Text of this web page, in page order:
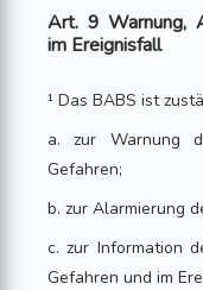
Art. 9 Warnung,
im Ereignisfall
¹ Das BABS ist
a. zur Warnung
Gefahren;
b. zur Alarmierung
c. zur Information
Gefahren und im